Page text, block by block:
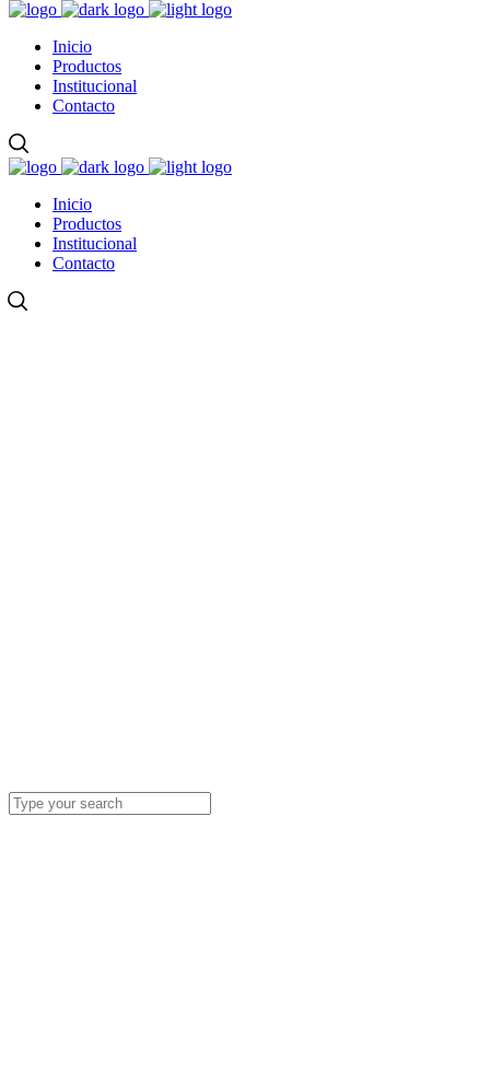
Inicio
Productos
Institucional
Contacto
Inicio
Productos
Institucional
Contacto